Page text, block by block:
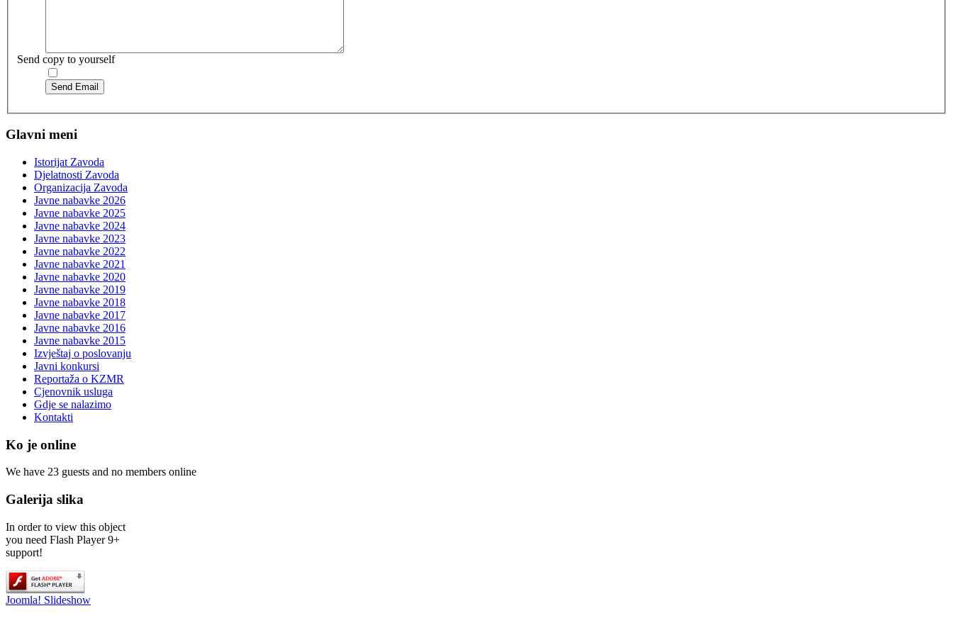
Send copy to yourself
Send Email
Glavni meni
Istorijat Zavoda
Djelatnosti Zavoda
Organizacija Zavoda
Javne nabavke 2026
Javne nabavke 2025
Javne nabavke 2024
Javne nabavke 2023
Javne nabavke 2022
Javne nabavke 2021
Javne nabavke 2020
Javne nabavke 2019
Javne nabavke 2018
Javne nabavke 2017
Javne nabavke 2016
Javne nabavke 2015
Izvještaj o poslovanju
Javni konkursi
Reportaža o KZMR
Cjenovnik usluga
Gdje se nalazimo
Kontakti
Ko je online
We have 23 guests and no members online
Galerija slika
In order to view this object
you need Flash Player 9+
support!
Joomla! Slideshow